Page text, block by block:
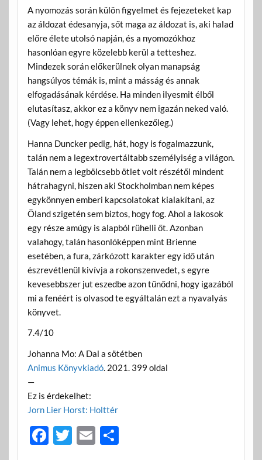
A nyomozás során külön figyelmet és fejezeteket kap
az áldozat édesanyja, sőt maga az áldozat is, aki halad
előre élete utolsó napján, és a nyomozókhoz
hasonlóan egyre közelebb kerül a tetteshez.
Mindezek során előkerülnek olyan manapság
hangsúlyos témák is, mint a másság és annak
elfogadásának kérdése. Ha minden ilyesmit élből
elutasítasz, akkor ez a könyv nem igazán neked való.
(Vagy lehet, hogy éppen ellenkezőleg.)
Hanna Duncker pedig, hát, hogy is fogalmazzunk,
talán nem a legextrovertáltabb személyiség a világon.
Talán nem a legbölcsebb ötlet volt részétől mindent
hátrahagyni, hiszen aki Stockholmban nem képes
egykönnyen emberi kapcsolatokat kialakítani, az
Öland szigetén sem biztos, hogy fog. Ahol a lakosok
egy része amúgy is alapból rühelli őt. Azonban
valahogy, talán hasonlóképpen mint Brienne
esetében, a fura, zárkózott karakter egy idő után
észrevétlenül kivívja a rokonszenvedet, s egyre
kevesebbszer jut eszedbe azon tűnődni, hogy igazából
mi a fenéért is olvasod te egyáltalán ezt a nyavalyás
könyvet.
7.4/10
Johanna Mo: A Dal a sötétben
Animus Könyvkiadó. 2021. 399 oldal
—
Ez is érdekelhet:
Jorn Lier Horst: Holttér
F T E O